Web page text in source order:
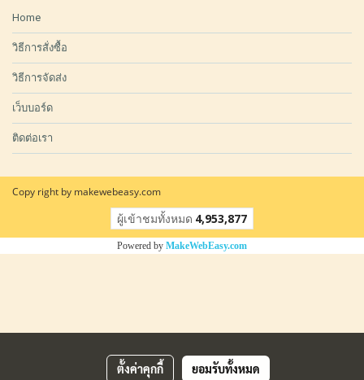
Home
วิธีการสั่งซื้อ
วิธีการจัดส่ง
เว็บบอร์ด
ติดต่อเรา
Copy right by makewebeasy.com
ผู้เข้าชมวันนี้ 20,666
Powered by MakeWebEasy.com
ตั้งค่าคุกกี้ ยอมรับทั้งหมด